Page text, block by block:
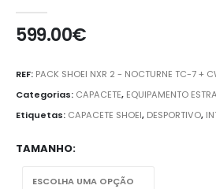
599.00€
REF: PACK SHOEI NXR 2 - NOCTURNE TC-7 +
Categorias: CAPACETE, EQUIPAMENTO
Etiquetas: CAPACETE SHOEI, DESPORTIVO,
TAMANHO